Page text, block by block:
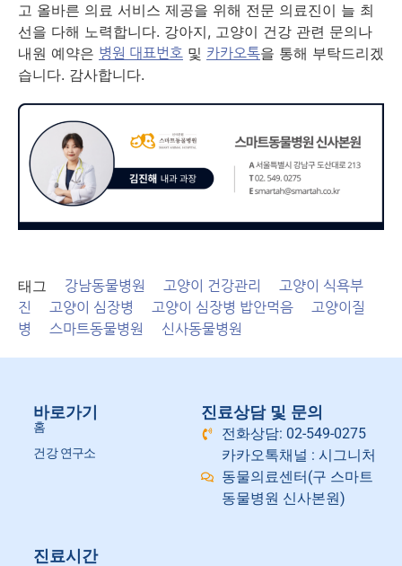
고 올바른 의료 서비스 제공을 위해 전문 의료진이 늘 최
선을 다해 노력합니다. 강아지, 고양이 건강 관련 문의나
내원 예약은 병원 대표번호 및 카카오톡을 통해 부탁드리겠
습니다. 감사합니다.
태그 강남동물병원 고양이 건강관리
고양이 식욕부
진
고양이 심장병 고양이 심장병 밥안먹음
고양이질
병
스마트동물병원 신사동물병원
바로가기
홈
건강 연구소
진료상담 및 문의
전화상담: 02-549-0275
카카오톡채널 : 시그니처
동물의료센터(구 스마트
동물병원 신사본원)
진료시간